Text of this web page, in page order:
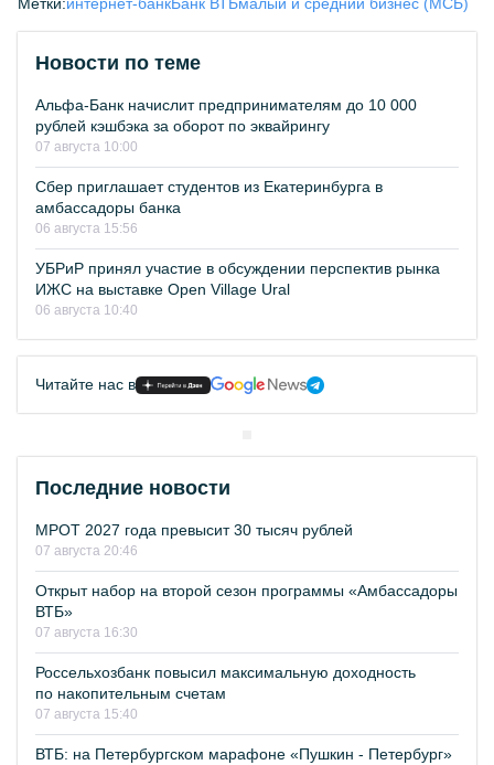
Новости по теме
Альфа-Банк начислит предпринимателям до 10 000
рублей кэшбэка за оборот по эквайрингу
07 августа 10:00
Сбер приглашает студентов из Екатеринбурга в
амбассадоры банка
06 августа 15:56
УБРиР принял участие в обсуждении перспектив рынка
ИЖС на выставке Open Village Ural
06 августа 10:40
Читайте нас в
Последние новости
МРОТ 2027 года превысит 30 тысяч рублей
07 августа 20:46
Открыт набор на второй сезон программы «Амбассадоры
ВТБ»
07 августа 16:30
Россельхозбанк повысил максимальную доходность
по накопительным счетам
07 августа 15:40
ВТБ: на Петербургском марафоне «Пушкин - Петербург»